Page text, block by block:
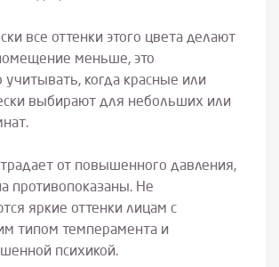
все оттенки этого цвета делают
меньше, это
когда красные или
выбирают для небольших или
от повышенного давления,
противопоказаны. Не
яркие оттенки лицам с
типом темперамента и
психикой.